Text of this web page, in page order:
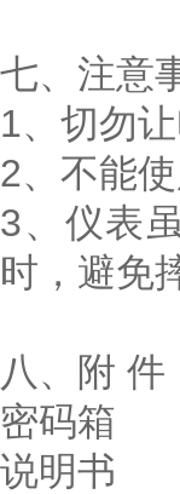
七、注意
1、切勿
2、不能
3、仪表
时，避免
八、附 件
密
说